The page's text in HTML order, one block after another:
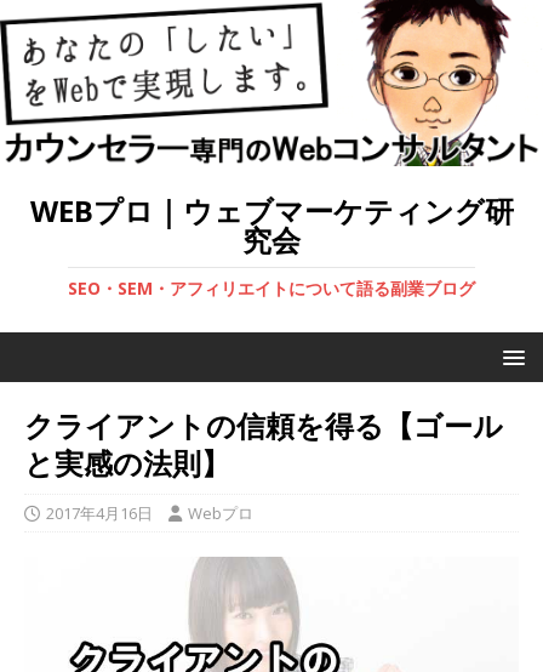
WEBプロ｜ウェブマーケティング研
究会
SEO・SEM・アフィリエイトについて語る副業ブログ
クライアントの信頼を得る【ゴール
と実感の法則】
2017年4月16日 Webプロ